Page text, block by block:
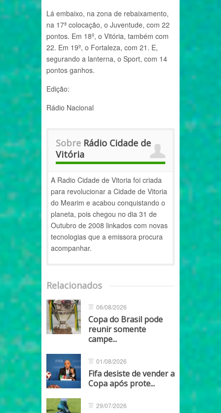
Lá embaixo, na zona de rebaixamento,
na 17ª colocação, o Juventude, com 22
pontos. Em 18º, o Vitória, também com
22. Em 19º, o Fortaleza, com 21. E,
segurando a lanterna, o Sport, com 14
pontos ganhos.
Edição:
Rádio Nacional
Sobre Rádio Cidade de
Vitória
A Radio Cidade de Vitoria foi criada
para revolucionar a Cidade de Vitoria
do Mearim e acabou conquistando o
planeta, pois chegou no dia 31 de
Outubro de 2008 linkados com novas
tecnologias que a emissora procura
acompanhar.
Relacionados
06/08/2026
Copa do Brasil pode
reunir somente
campe...
01/08/2026
Fifa desiste de vender a
Copa após prote...
29/07/2026